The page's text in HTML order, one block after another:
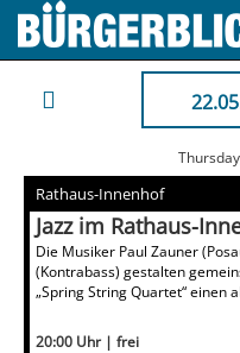
Rathaus-Innenhof
Jazz im Rathaus-
Die Musiker Paul Zauner
(Kontrabass) gestalten
„Spring String Quartet“ einen
20:00 Uhr | frei